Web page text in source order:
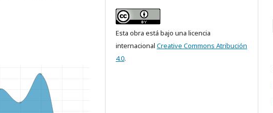
Esta obra está bajo una licencia
internacional Creative Commons Atribución
4.0.